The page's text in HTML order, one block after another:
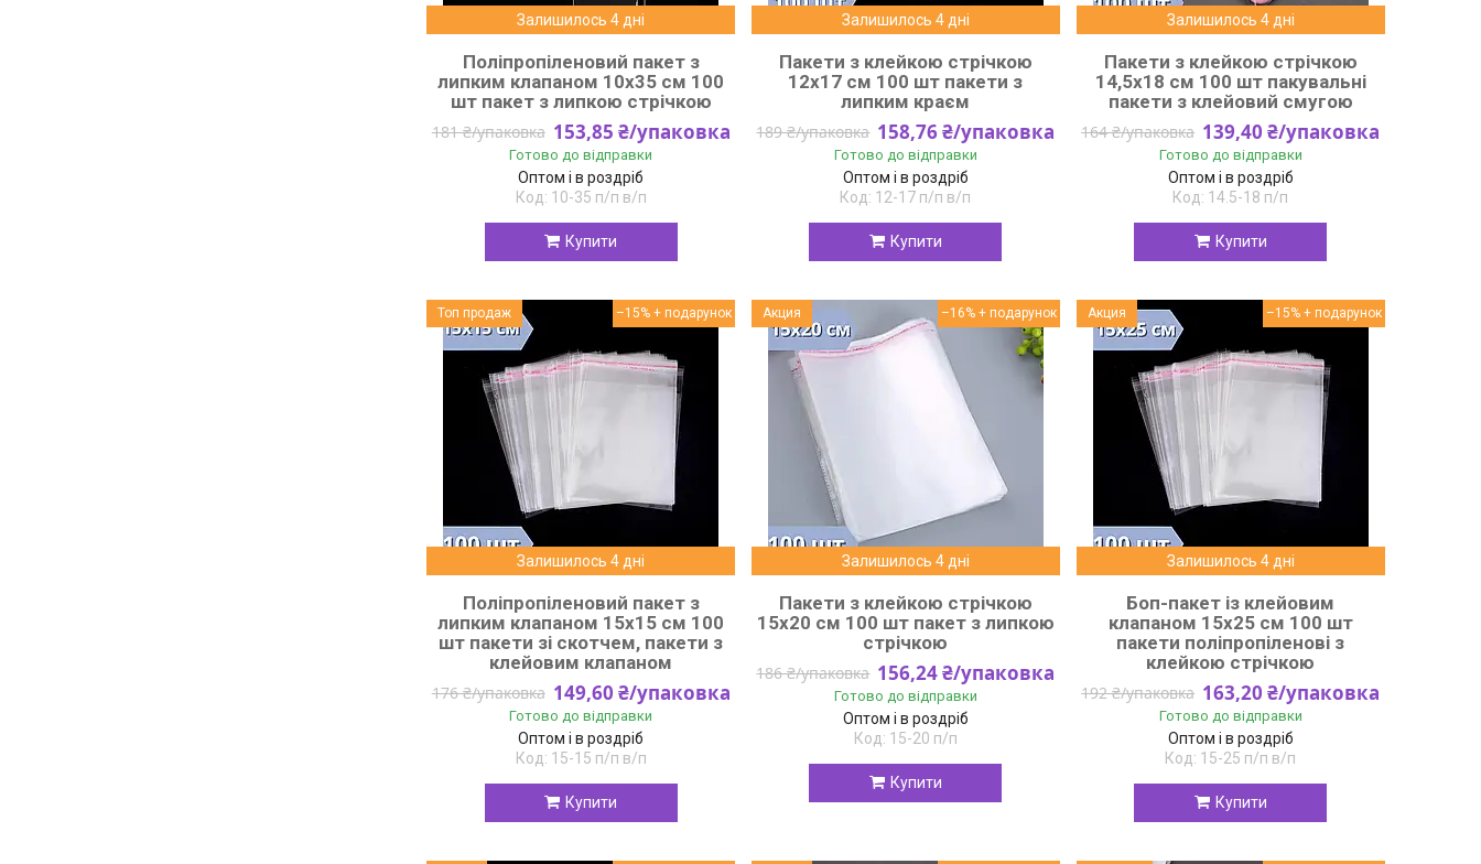
Залишилось 4 дні
Поліпропіленовий пакет з
липким клапаном 10x35 см 100
шт пакет з липкою стрічкою
181 ₴/упаковка 153,85 ₴/упаковка
Готово до відправки
Оптом і в роздріб
10-35 п/п в/п
Купити
Залишилось 4 дні
Пакети з клейкою стрічкою
12x17 см 100 шт пакети з
липким краєм
189 ₴/упаковка 158,76 ₴/упаковка
Готово до відправки
Оптом і в роздріб
12-17 п/п в/п
Купити
Залишилось 4 дні
Пакети з клейкою стрічкою
14,5x18 см 100 шт пакувальні
пакети з клейовий смугою
164 ₴/упаковка 139,40 ₴/упаковка
Готово до відправки
Оптом і в роздріб
14.5-18 п/п
Купити
Топ продаж –15%
Залишилось 4 дні
Поліпропіленовий пакет з
липким клапаном 15x15 см 100
шт пакети зі скотчем, пакети з
клейовим клапаном
176 ₴/упаковка 149,60 ₴/упаковка
Готово до відправки
Оптом і в роздріб
15-15 п/п в/п
Купити
Акция –16%
Залишилось 4 дні
Пакети з клейкою стрічкою
15x20 см 100 шт пакет з липкою
стрічкою
186 ₴/упаковка 156,24 ₴/упаковка
Готово до відправки
Оптом і в роздріб
15-20 п/п
Купити
Акция –15%
Залишилось 4 дні
Боп-пакет із клейовим
клапаном 15x25 см 100 шт
пакети поліпропіленові з
клейкою стрічкою
192 ₴/упаковка 163,20 ₴/упаковка
Готово до відправки
Оптом і в роздріб
15-25 п/п в/п
Купити